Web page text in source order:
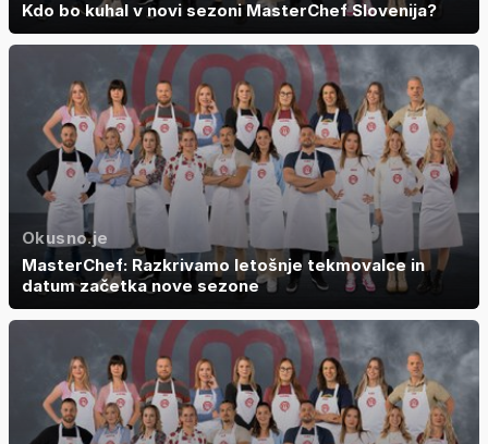
Kdo bo kuhal v novi sezoni MasterChef Slovenija?
Okusno.je
MasterChef: Razkrivamo letošnje tekmovalce in
datum začetka nove sezone